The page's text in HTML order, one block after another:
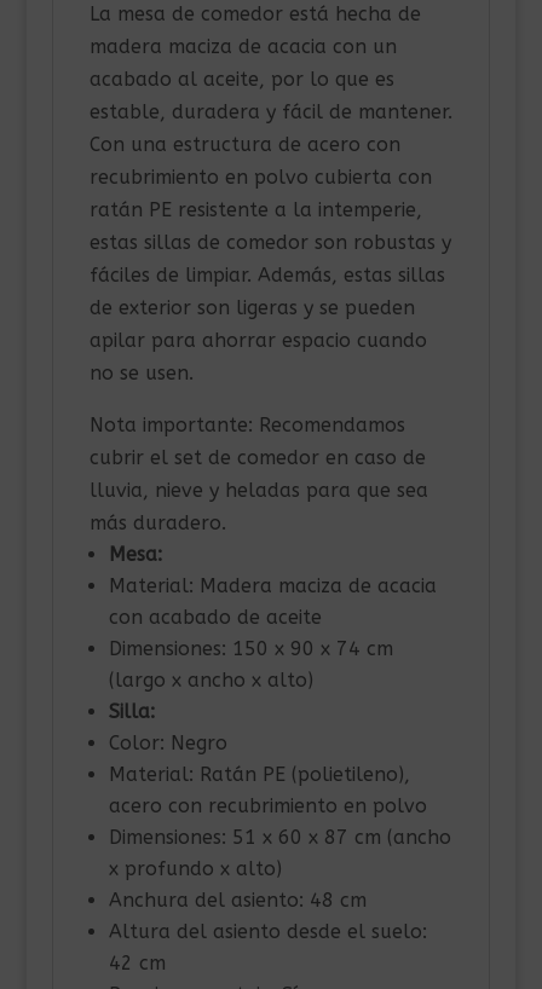
La mesa de comedor está hecha de
madera maciza de acacia con un
acabado al aceite, por lo que es
estable, duradera y fácil de mantener.
Con una estructura de acero con
recubrimiento en polvo cubierta con
ratán PE resistente a la intemperie,
estas sillas de comedor son robustas y
fáciles de limpiar. Además, estas sillas
de exterior son ligeras y se pueden
apilar para ahorrar espacio cuando
no se usen.
Nota importante: Recomendamos
cubrir el set de comedor en caso de
lluvia, nieve y heladas para que sea
más duradero.
Mesa:
Material: Madera maciza de acacia
con acabado de aceite
Dimensiones: 150 x 90 x 74 cm
(largo x ancho x alto)
Silla:
Color: Negro
Material: Ratán PE (polietileno),
acero con recubrimiento en polvo
Dimensiones: 51 x 60 x 87 cm (ancho
x profundo x alto)
Anchura del asiento: 48 cm
Altura del asiento desde el suelo:
42 cm